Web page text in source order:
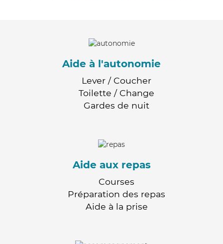
Aide à l'autonomie
Lever / Coucher
Toilette / Change
Gardes de nuit
Aide aux repas
Courses
Préparation des repas
Aide à la prise